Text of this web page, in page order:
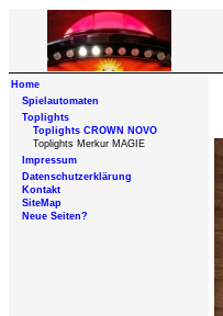
Home
Spielautomaten
Toplights
Toplights CROWN NOVO
Toplights Merkur MAGIE
Impressum
Datenschutzerklärung
Kontakt
SiteMap
Neue Seiten?